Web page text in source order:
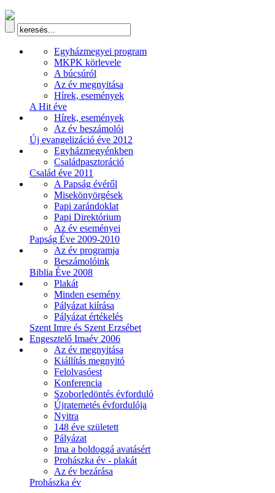
Egyházmegyei program
MKPK körlevele
A búcsúról
Az év megnyitása
Hírek, események
A Hit éve
Hírek, események
Az év beszámolói
Új evangelizáció éve 2012
Egyházmegyénkben
Családpasztoráció
Család éve 2011
A Papság évéről
Misekönyörgések
Papi zarándoklat
Papi Direktórium
Az év eseményei
Papság Éve 2009-2010
Az év programja
Beszámolóink
Biblia Éve 2008
Plakát
Minden esemény
Pályázat kiírása
Pályázat értékelés
Szent Imre és Szent Erzsébet
Engesztelő Imaév 2006
Az év megnyitása
Kiállítás megnyitó
Felolvasóest
Konferencia
Szoborledöntés évforduló
Újratemetés évfordulója
Nyitra
148 éve született
Pályázat
Ima a boldoggá avatásért
Prohászka év - plakát
Az év bezárása
Prohászka év